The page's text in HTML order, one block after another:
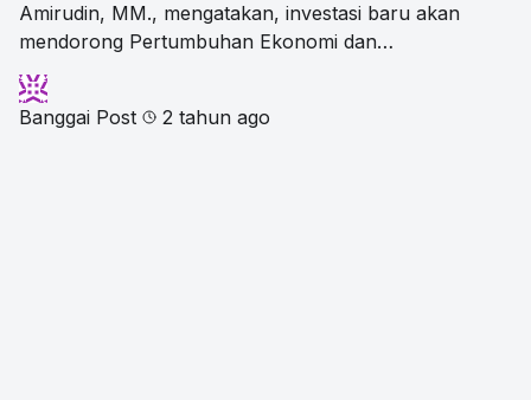
Amirudin, MM., mengatakan, investasi baru akan
mendorong Pertumbuhan Ekonomi dan…
Banggai Post 2 tahun ago